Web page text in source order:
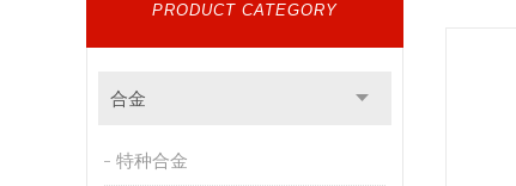
PRODUCT CATEGORY
合金
特种合金